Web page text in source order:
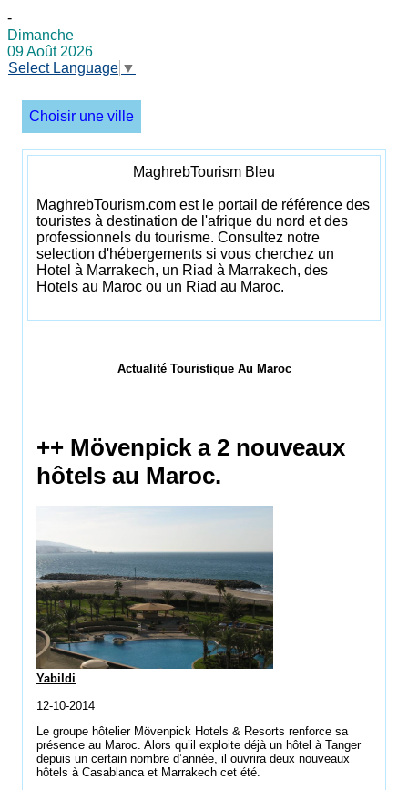
-
Dimanche
09 Août 2026
Select Language ▼
Choisir une ville
MaghrebTourism Bleu
MaghrebTourism.com est le portail de référence des
touristes à destination de l'afrique du nord et des
professionnels du tourisme. Consultez notre
selection d'hébergements si vous cherchez un
Hotel à Marrakech, un Riad à Marrakech, des
Hotels au Maroc ou un Riad au Maroc.
Actualité Touristique Au Maroc
++ Mövenpick a 2 nouveaux
hôtels au Maroc.
Yabildi
12-10-2014
Le groupe hôtelier Mövenpick Hotels & Resorts renforce sa
présence au Maroc. Alors qu’il exploite déjà un hôtel à Tanger
depuis un certain nombre d’année, il ouvrira deux nouveaux
hôtels à Casablanca et Marrakech cet été.